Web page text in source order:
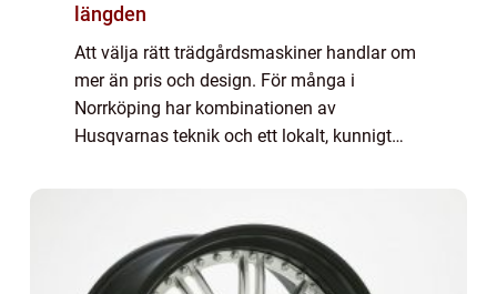
längden
Att välja rätt trädgårdsmaskiner handlar om
mer än pris och design. För många i
Norrköping har kombinationen av
Husqvarnas teknik och ett lokalt, kunnigt
Norrköping syftar d...